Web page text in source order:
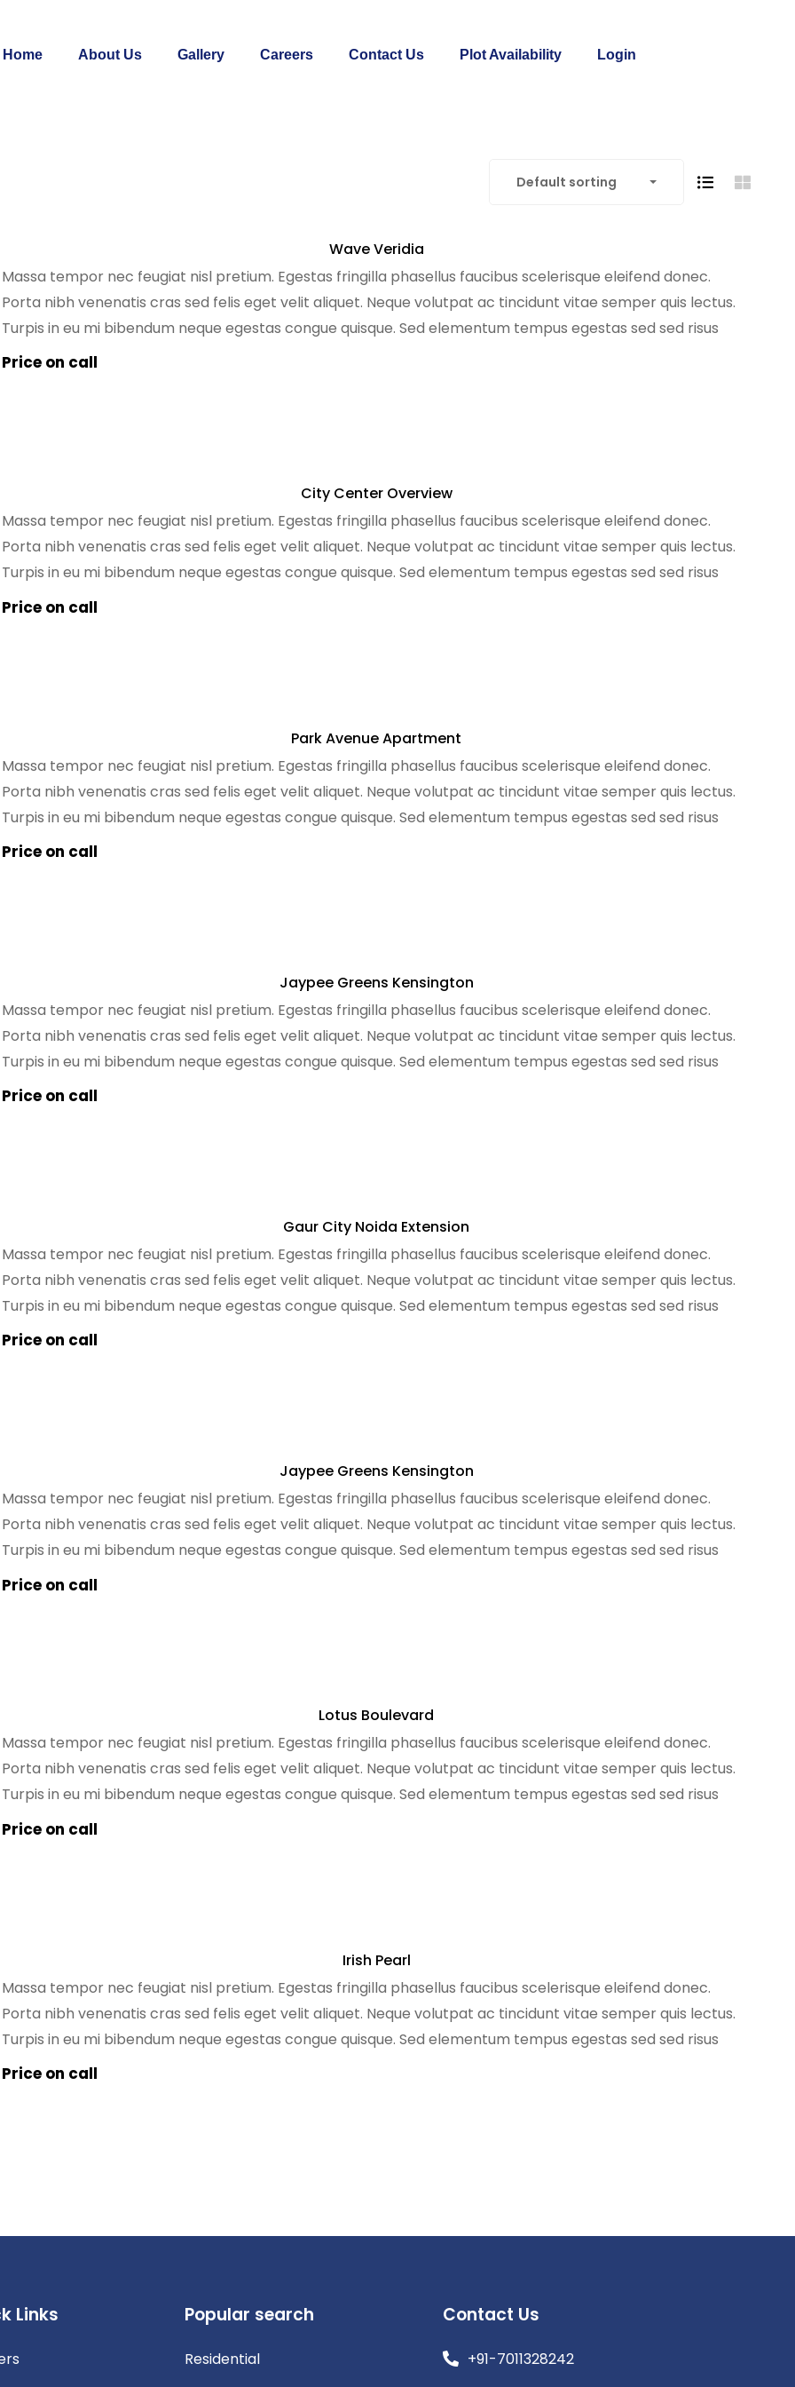
Home About Us Gallery Careers Contact Us Plot Availability Login
Default sorting
Wave Veridia
Massa tempor nec feugiat nisl pretium. Egestas fringilla phasellus faucibus scelerisque eleifend donec.
Porta nibh venenatis cras sed felis eget velit aliquet. Neque volutpat ac tincidunt vitae semper quis lectus.
Turpis in eu mi bibendum neque egestas congue quisque. Sed elementum tempus egestas sed sed risus
pretium quam. Dignissim sodales ut eu sem. Nibh mauris […]
Price on call
City Center Overview
Massa tempor nec feugiat nisl pretium. Egestas fringilla phasellus faucibus scelerisque eleifend donec.
Porta nibh venenatis cras sed felis eget velit aliquet. Neque volutpat ac tincidunt vitae semper quis lectus.
Turpis in eu mi bibendum neque egestas congue quisque. Sed elementum tempus egestas sed sed risus
pretium quam. Dignissim sodales ut eu sem. Nibh mauris […]
Price on call
Park Avenue Apartment
Massa tempor nec feugiat nisl pretium. Egestas fringilla phasellus faucibus scelerisque eleifend donec.
Porta nibh venenatis cras sed felis eget velit aliquet. Neque volutpat ac tincidunt vitae semper quis lectus.
Turpis in eu mi bibendum neque egestas congue quisque. Sed elementum tempus egestas sed sed risus
pretium quam. Dignissim sodales ut eu sem. Nibh mauris […]
Price on call
Jaypee Greens Kensington
Massa tempor nec feugiat nisl pretium. Egestas fringilla phasellus faucibus scelerisque eleifend donec.
Porta nibh venenatis cras sed felis eget velit aliquet. Neque volutpat ac tincidunt vitae semper quis lectus.
Turpis in eu mi bibendum neque egestas congue quisque. Sed elementum tempus egestas sed sed risus
pretium quam. Dignissim sodales ut eu sem. Nibh mauris […]
Price on call
Gaur City Noida Extension
Massa tempor nec feugiat nisl pretium. Egestas fringilla phasellus faucibus scelerisque eleifend donec.
Porta nibh venenatis cras sed felis eget velit aliquet. Neque volutpat ac tincidunt vitae semper quis lectus.
Turpis in eu mi bibendum neque egestas congue quisque. Sed elementum tempus egestas sed sed risus
pretium quam. Dignissim sodales ut eu sem. Nibh mauris […]
Price on call
Jaypee Greens Kensington
Massa tempor nec feugiat nisl pretium. Egestas fringilla phasellus faucibus scelerisque eleifend donec.
Porta nibh venenatis cras sed felis eget velit aliquet. Neque volutpat ac tincidunt vitae semper quis lectus.
Turpis in eu mi bibendum neque egestas congue quisque. Sed elementum tempus egestas sed sed risus
pretium quam. Dignissim sodales ut eu sem. Nibh mauris […]
Price on call
Lotus Boulevard
Massa tempor nec feugiat nisl pretium. Egestas fringilla phasellus faucibus scelerisque eleifend donec.
Porta nibh venenatis cras sed felis eget velit aliquet. Neque volutpat ac tincidunt vitae semper quis lectus.
Turpis in eu mi bibendum neque egestas congue quisque. Sed elementum tempus egestas sed sed risus
pretium quam. Dignissim sodales ut eu sem. Nibh mauris […]
Price on call
Irish Pearl
Massa tempor nec feugiat nisl pretium. Egestas fringilla phasellus faucibus scelerisque eleifend donec.
Porta nibh venenatis cras sed felis eget velit aliquet. Neque volutpat ac tincidunt vitae semper quis lectus.
Turpis in eu mi bibendum neque egestas congue quisque. Sed elementum tempus egestas sed sed risus
pretium quam. Dignissim sodales ut eu sem. Nibh mauris […]
Price on call
Links Popular search
Residential
Contact Us
+91-7011328242